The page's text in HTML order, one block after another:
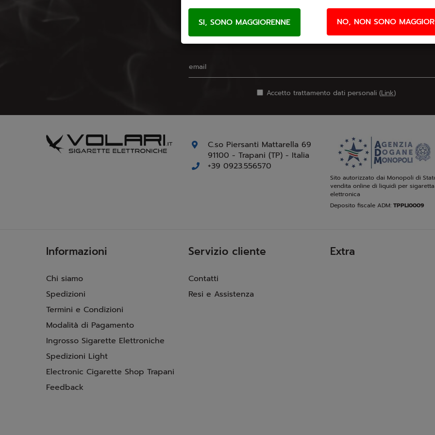
Email Newsletter
Iscriviti gratuitamente alla nostra newsletter
Accetto trattamento dati personali (Link)
C.so Piersanti Mattarella 69
91100 - Trapani (TP) - Italia
+39 0923.556570
Sito autorizzato dai Monopoli di
vendita online di liquidi per sigaretta
elettronica
Deposito fiscale ADM: TPPLI0009
Informazioni
Chi siamo
Spedizioni
Termini e Condizioni
Modalità di Pagamento
Ingrosso Sigarette Elettroniche
Spedizioni Light
Electronic Cigarette Shop Trapani
Feedback
Servizio cliente
Contatti
Resi e Assistenza
Extra
NO, NON SONO